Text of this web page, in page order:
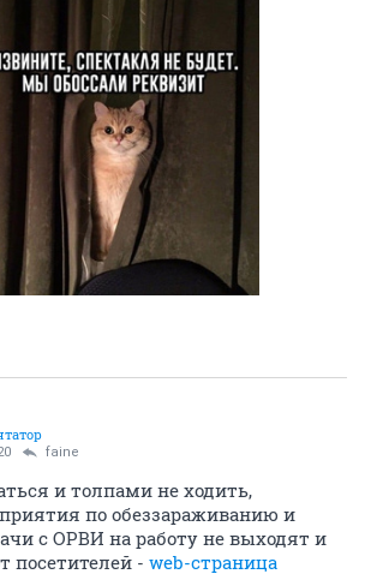
faine
и толпами не ходить,
по обеззараживанию и
с ОРВИ на работу не выходят и
посетителей - web-страница